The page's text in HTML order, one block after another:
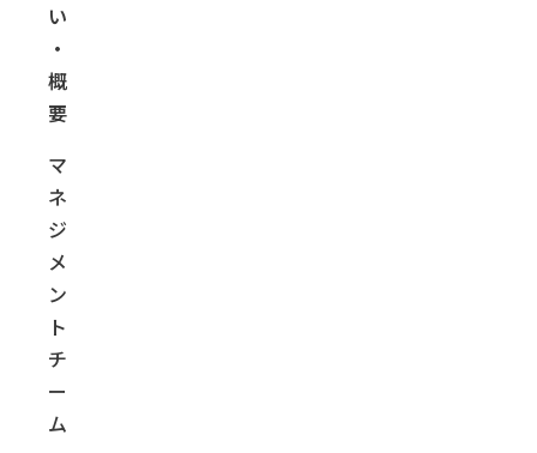
い
・
概
要
マ
ネ
ジ
メ
ン
ト
チ
ー
ム